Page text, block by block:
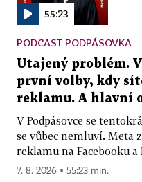
55:23
PODCAST PODPÁSOVKA
Utajený problém.
první volby, kdy
reklamu. A hlavní
V Podpásovce se
se vůbec nemluví. Meta
reklamu na Facebooku a
7. 8. 2026 ▪ 55:23 min.